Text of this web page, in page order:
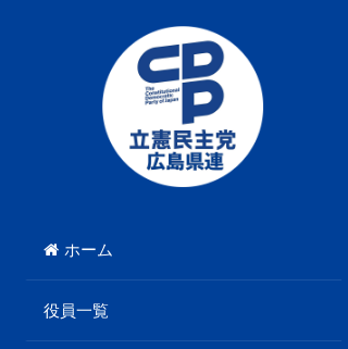
連合会
ホーム
役員一覧